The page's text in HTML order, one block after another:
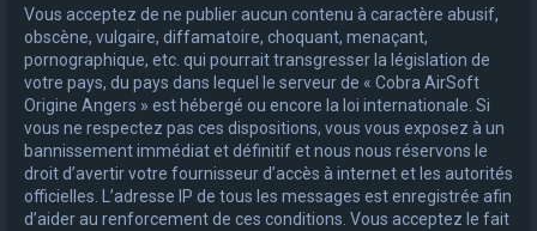
Vous acceptez de ne publier aucun contenu à caractère abusif,
obscène, vulgaire, diffamatoire, choquant, menaçant,
pornographique, etc. qui pourrait transgresser la législation de
votre pays, du pays dans lequel le serveur de « Cobra AirSoft
Origine Angers » est hébergé ou encore la loi internationale. Si
vous ne respectez pas ces dispositions, vous vous exposez à un
bannissement immédiat et définitif et nous nous réservons le
droit d’avertir votre fournisseur d’accès à internet et les autorités
officielles. L’adresse IP de tous les messages est enregistrée afin
d’aider au renforcement de ces conditions. Vous acceptez le fait